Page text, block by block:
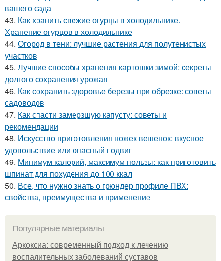
вашего сада
43. Как хранить свежие огурцы в холодильнике.
Хранение огурцов в холодильнике
44. Огород в тени: лучшие растения для полутенистых
участков
45. Лучшие способы хранения картошки зимой: секреты
долгого сохранения урожая
46. Как сохранить здоровье березы при обрезке: советы
садоводов
47. Как спасти замерзшую капусту: советы и
рекомендации
48. Искусство приготовления ножек вешенок: вкусное
удовольствие или опасный подвиг
49. Минимум калорий, максимум пользы: как приготовить
шпинат для похудения до 100 ккал
50. Все, что нужно знать о грюндер профиле ПВХ:
свойства, преимущества и применение
Популярные материалы
Аркоксиа: современный подход к лечению
воспалительных заболеваний суставов